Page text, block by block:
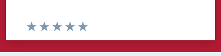
Valuta da 1 a 5 stelle la pagina
Valuta 5 stelle su 5
Valuta 4 stelle su 5
Valuta 3 stelle su 5
Valuta 2 stelle su 5
Valuta 1 stelle su 5